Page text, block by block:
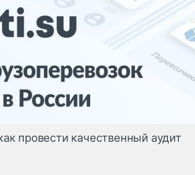
провести качественный аудит